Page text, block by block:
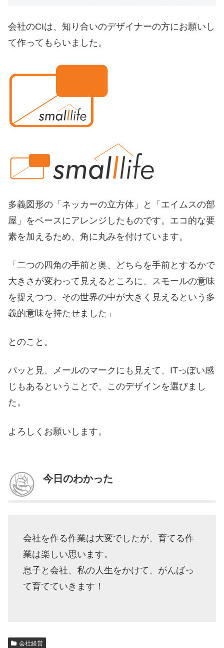
会社のCIは、知り合いのデザイナーの方にお願いし
て作ってもらいました。
多義図形の「ネッカーの立方体」と「エイムスの部
屋」をベースにアレンジしたものです。エコ的な要
素を加えるため、角に丸みを付けています。
「二つの四角の手前と奥、どちらを手前とするかで
大きさが変わって見えるところに、スモールの意味
を捉えつつ、その世界の中が大きく見えるという多
義的意味を持たせました」
とのこと。
パッと見、メールのマークにも見えて、ITっぽい感
じもあるということで、このデザインを選びまし
た。
よろしくお願いします。
今日のわかった
会社を作る作業は大変でしたが、育てる作
業は楽しい思います。
息子と会社、私の人生をかけて、がんばっ
て育てていきます！
会社経営